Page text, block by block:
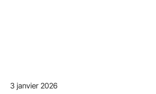
3 janvier 2026